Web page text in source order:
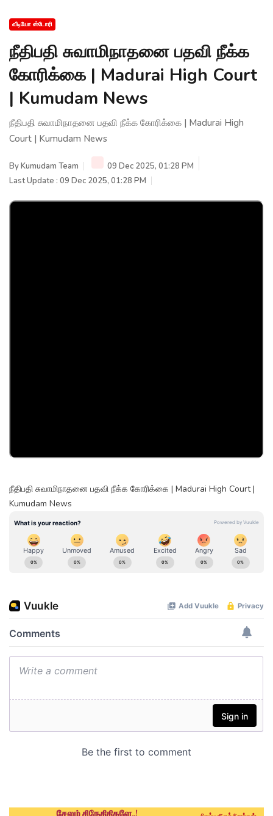
வீடியோ ஸ்டோரி
நீதிபதி சுவாமிநாதனை பதவி நீக்க
கோரிக்கை | Madurai High Court
| Kumudam News
நீதிபதி சுவாமிநாதனை பதவி நீக்க கோரிக்கை | Madurai High
Court | Kumudam News
ByKumudam Team
09 Dec 2025, 01:28 PM
Last Update : 09 Dec 2025, 01:28 PM
நீதிபதி சுவாமிநாதனை பதவி நீக்க கோரிக்கை | Madurai High Court |
Kumudam News